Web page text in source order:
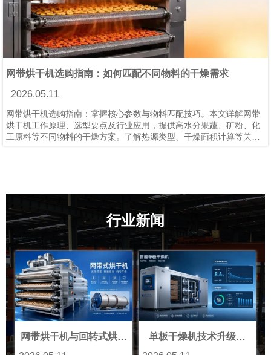
网带烘干机选购指南：如何匹配不同物料的干燥需求
2026.05.11
网带烘干机选购指南：掌握核心参数与物料匹配技巧。本文详解网带
烘干机工作原理、选型要点及行业应用，提供高水分果蔬、矿粉、化
工原料等不同物料的干燥方案。了解热源类型、干燥面积计算等关键
行业新闻
网带烘干机与回转式烘干
机的能效对比测试报告
单板干燥机技术升级：
2024年行业最新趋势解读